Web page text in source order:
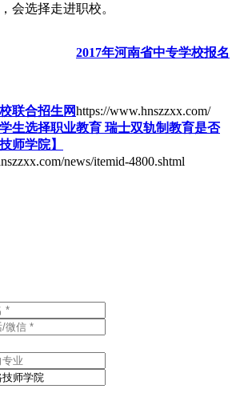
会选择走进职校。
2017年河南省中专学校报名
联合招生网https://www.hnszzxx.com/
生选择职业教育 瑞士双轨制教育是否
师学院】
news/itemid-4800.shtml